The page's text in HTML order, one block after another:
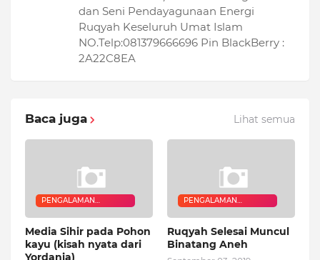
dan Seni Pendayagunaan Energi
Ruqyah Keseluruh Umat Islam
NO.Telp:081379666696 Pin BlackBerry :
2A22C8EA
Baca juga Lihat semua
PENGALAMAN
Media Sihir pada Pohon
kayu (kisah nyata dari
Yordania)
PENGALAMAN
Ruqyah Selesai Muncul
Binatang Aneh